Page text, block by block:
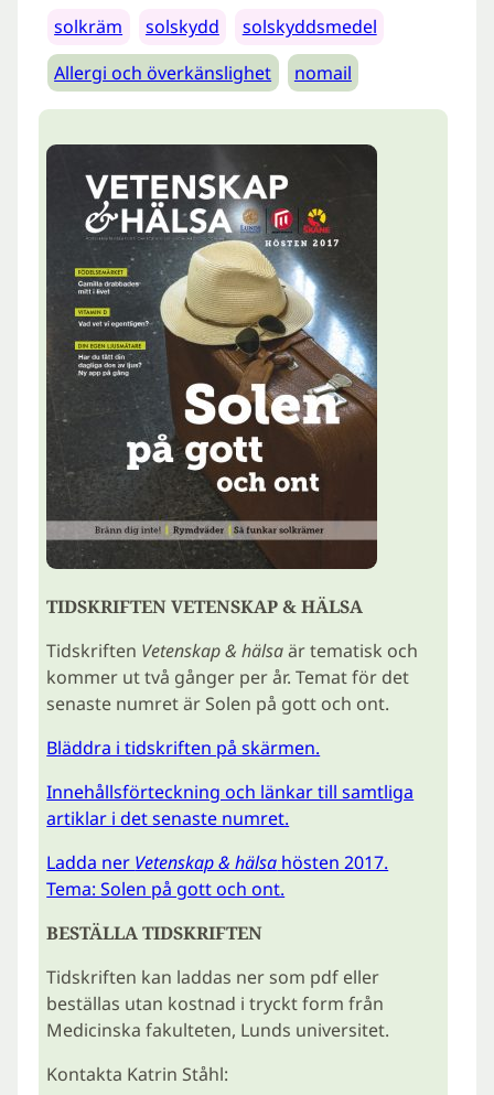
solkräm
solskydd
solskyddsmedel
Allergi och överkänslighet
nomail
TIDSKRIFTEN VETENSKAP & HÄLSA
Tidskriften Vetenskap & hälsaär tematisk och
kommer ut två gånger per år. Temat för det
senaste numret är Solen på gott och ont.
Bläddra i tidskriften på skärmen.
Innehållsförteckning och länkar till samtliga
artiklar i det senaste numret.
Ladda ner Vetenskap & hälsa hösten 2017.
Tema: Solen på gott och ont.
BESTÄLLA TIDSKRIFTEN
Tidskriften kan laddas ner som pdf eller
beställas utan kostnad i tryckt form från
Medicinska fakulteten, Lunds universitet.
Kontakta Katrin Ståhl: